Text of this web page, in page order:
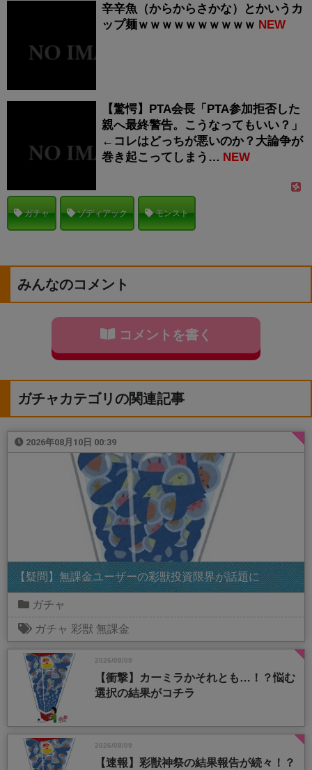
辛辛魚（からからさかな）とかいうカ
ップ麺ｗｗｗｗｗｗｗｗｗｗ NEW
【驚愕】PTA会長「PTA参加拒否した
親へ最終警告。こうなってもいい？」
←コレはどっちが悪いのか？大論争が
巻き起こってしまう… NEW
ガチャ ゾディアック モンスト
みんなのコメント
コメントを書く
ガチャカテゴリの関連記事
2026年08月10日 00:39
【疑問】無課金ユーザーの彩獣投資限界が話題に
ガチャ
ガチャ 彩獣 無課金
2026/08/09
【衝撃】カーミラかそれとも…！？悩む
選択の結果がコチラ
2026/08/09
【速報】彩獣神祭の結果報告が続々！？